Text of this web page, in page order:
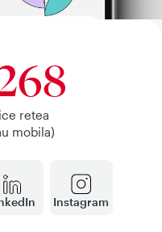
Instagram
retea
mobila)